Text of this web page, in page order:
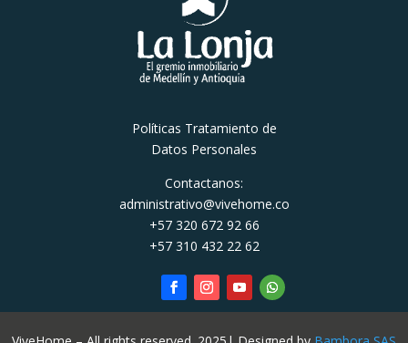
Políticas Tratamiento de
Datos Personales
Contactanos:
administrativo@vivehome.co
+57 320 672 92 66
+57 310 432 22 62